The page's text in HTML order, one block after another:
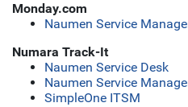
Monday.com
Naumen Service
Numara Track-It
Naumen Service Desk
Naumen Service
SimpleOne ITSM